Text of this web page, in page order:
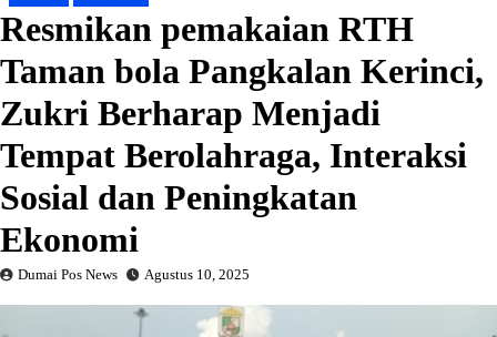
Resmikan pemakaian RTH
Taman bola Pangkalan Kerinci,
Zukri Berharap Menjadi
Tempat Berolahraga, Interaksi
Sosial dan Peningkatan
Ekonomi
Dumai Pos News Agustus 10, 2025